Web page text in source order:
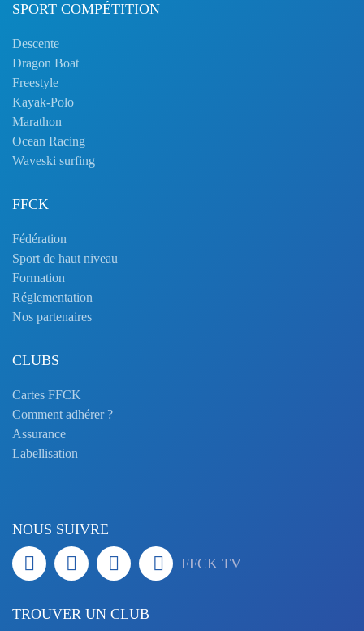
SPORT COMPÉTITION
Descente
Dragon Boat
Freestyle
Kayak-Polo
Marathon
Ocean Racing
Waveski surfing
FFCK
Fédération
Sport de haut niveau
Formation
Réglementation
Nos partenaires
CLUBS
Cartes FFCK
Comment adhérer ?
Assurance
Labellisation
NOUS SUIVRE
FFCK TV
TROUVER UN CLUB